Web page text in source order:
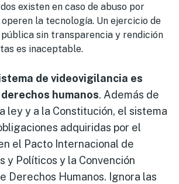
existen en caso de abuso por
operen la tecnología. Un ejercicio de
sin transparencia y rendición
es inaceptable.
de videovigilancia es
humanos. Además de
ley y a la Constitución, el sistema
adquiridas por el
el Pacto Internacional de
y Políticos y la Convención
Derechos Humanos. Ignora las